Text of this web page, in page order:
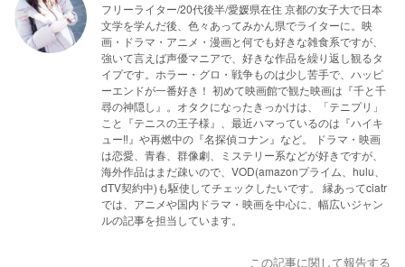
フリーライター/20代後半/愛媛県在住 京都の女子大で日本
文学を学んだ後、色々あってみかん県でライターに。映
画・ドラマ・アニメ・漫画と何でも好きな雑食系ですが、
強いて言えば声優マニアで、好きな作品を繰り返し観るタ
イプです。ホラー・グロ・戦争ものは少し苦手で、ハッピ
ーエンドが一番好き！ 初めて映画館で観た映画は『千と千
尋の神隠し』。オタクになったきっかけは、「テニプリ」
こと『テニスの王子様』、最近ハマっているのは『ハイキ
ュー‼』や再燃中の『名探偵コナン』など。 ドラマ・映画
は恋愛、青春、群像劇、ミステリー系などが好きですが、
海外作品はまだ疎いので、VOD(amazonプライム、hulu、
dTV契約中)も駆使してチェックしたいです。 縁あってciatr
では、アニメや国内ドラマ・映画を中心に、幅広いジャン
ルの記事を担当しています。
この記事に関して報告する